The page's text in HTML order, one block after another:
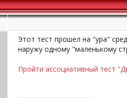
Этот тест прошел на "ура"
наружу одному "маленькому
Пройти ассоциативный тест